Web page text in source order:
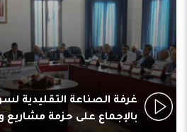
غرفة الصناعة التقليدية
بالإجماع على حزمة مشاريع